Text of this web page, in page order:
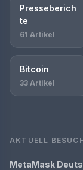
Presseberich
te
61 Artikel
Bitcoin
33 Artikel
AKTUELL
MetaMask